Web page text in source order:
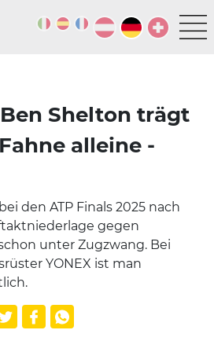
Shelton trägt
alleine -
den ATP Finals 2025 nach
gegen
unter Zugzwang. Bei
YONEX ist man